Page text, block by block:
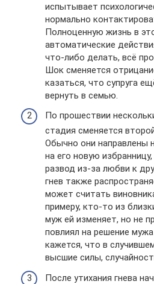
испытывает
нормально
Полноценную жизнь в
автоматические
что-либо делать, всё
Шок сменяется
казаться, что супруга
вернуть в семью.
По прошествии
стадия сменяется
Обычно они направлены
на его новую
развод из-за любви к
гнев также
может считать
примеру, кто-то из
муж ей изменяет, но не
повлиял на решение
кажется, что в
высшие силы,
После утихания гнева